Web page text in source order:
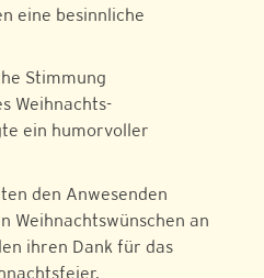
eine besinnliche
Stimmung
Weihnachts­
ein humorvoller
den Anwesenden
Weihnachtswünschen an
ihren Dank für das